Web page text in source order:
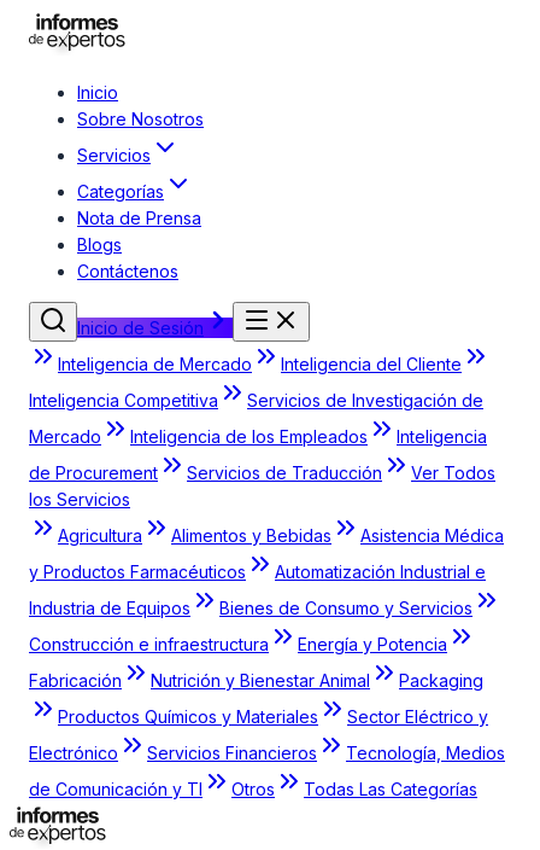
Inicio
Sobre Nosotros
Servicios
Categorías
Nota de Prensa
Blogs
Contáctenos
Inicio de Sesión
Inteligencia de Mercado
Inteligencia del Cliente
Inteligencia Competitiva
Servicios de Investigación de
Mercado
Inteligencia de los Empleados
Inteligencia
de Procurement
Servicios de Traducción
Ver Todos
los Servicios
Agricultura
Alimentos y Bebidas
Asistencia Médica
y Productos Farmacéuticos
Automatización Industrial e
Industria de Equipos
Bienes de Consumo y Servicios
Construcción e infraestructura
Energía y Potencia
Fabricación
Nutrición y Bienestar Animal
Packaging
Productos Químicos y Materiales
Sector Eléctrico y
Electrónico
Servicios Financieros
Tecnología, Medios
de Comunicación y TI
Otros Todas Las Categorías